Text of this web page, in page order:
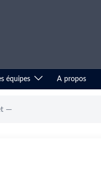
équipes A propos
—